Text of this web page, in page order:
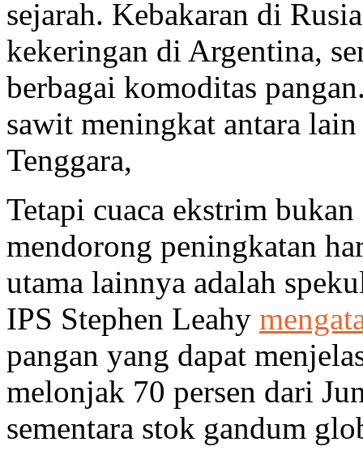
sejarah. Kebakaran di
kekeringan di Argentina,
berbagai komoditas
sawit meningkat antara
Tenggara,
Tetapi cuaca ekstrim
mendorong peningkatan
utama lainnya adalah
IPS Stephen Leahy
pangan yang dapat
melonjak 70 persen dari
sementara stok gandum